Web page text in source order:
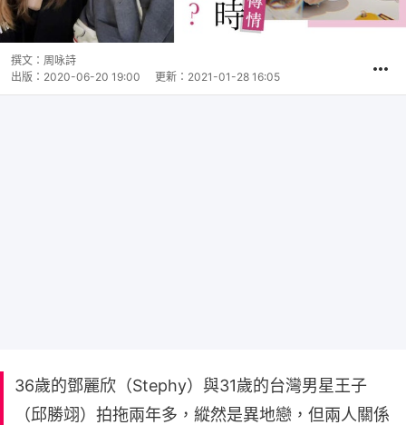
撰文： 周咏詩
出版： 2020-06-20 19:00 更新： 2021-01-28 16:05
36歲的鄧麗欣（Stephy）與31歲的台灣男星王子
（邱勝翊）拍拖兩年多，縱然是異地戀，但兩人關係